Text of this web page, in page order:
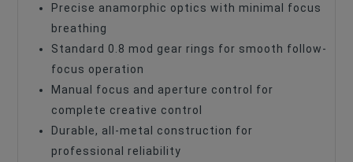
Precise anamorphic optics with minimal focus
breathing
Standard 0.8 mod gear rings for smooth follow-
focus operation
Manual focus and aperture control for
complete creative control
Durable, all-metal construction for
professional reliability